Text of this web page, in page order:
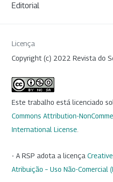
Editorial
Licença
Copyright (c) 2022 Revista do
Este trabalho está licenciado
Commons Attribution-
International License
- A RSP adota a licença
Atribuição – Uso Não-Comercial